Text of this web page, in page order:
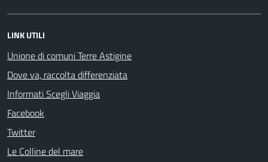
LINK UTILI
Unione di comuni Terre Astigine
Dove va, raccolta differenziata
Informati Scegli Viaggia
Facebook
Twitter
Le Colline del mare